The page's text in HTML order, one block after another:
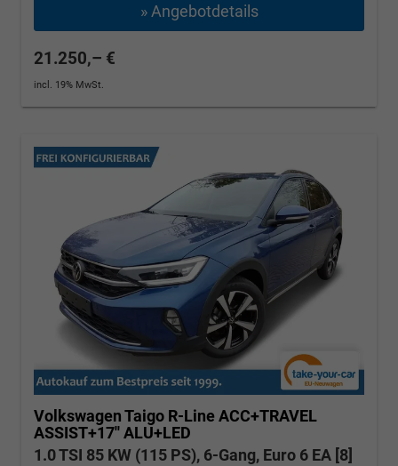
» Angebotdetails
21.250,– €
incl. 19% MwSt.
Volkswagen Taigo R-Line ACC+TRAVEL
ASSIST+17'' ALU+LED
1.0 TSI 85 KW (115 PS), 6-Gang, Euro 6 EA [8]